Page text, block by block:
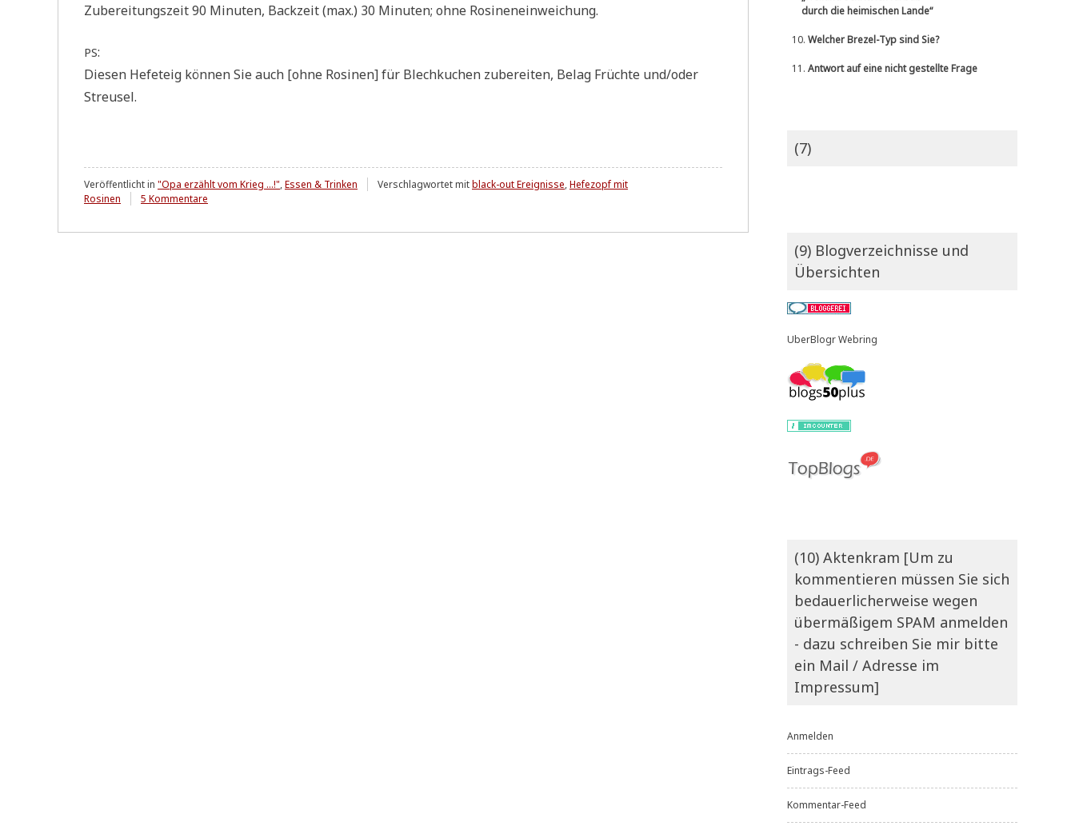
Zube­rei­tungs­zeit 90 Minu­ten, Back­zeit (max.) 30 Minu­ten; ohne Rosineneinweichung.
PS:
Die­sen Hefe­teig kön­nen Sie auch [ohne Rosi­nen] für Blech­ku­chen zube­rei­ten, Belag Früch­te und/oder
Streusel.
Veröffentlicht in "Opa erzählt vom Krieg ...!",Essen & Trinken Verschlagwortet mitblack-out Ereignisse,Hefezopf mit
Rosinen
5 Kommentare
durch die heimischen Lande“
10. Welcher Brezel-Typ sind Sie?
11. Antwort auf eine nicht gestellte Frage
(7)
(9) Blogverzeichnisse und
Übersichten
UberBlogr Webring
(10) Aktenkram [Um zu
kommentieren müssen Sie sich
bedauerlicherweise wegen
übermäßigem SPAM anmelden
- dazu schreiben Sie mir bitte
ein Mail / Adresse im
Impressum]
Anmelden
Eintrags-Feed
Kommentar-Feed